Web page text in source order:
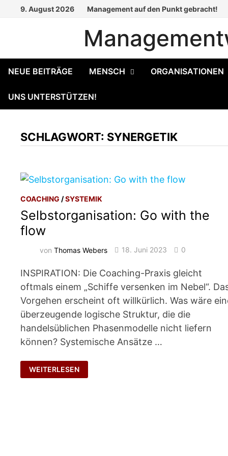
9. August 2026 Management auf den Punkt gebracht!
NEUE BEITRÄGE MENSCH ORGANISATIONEN
UNS UNTERSTÜTZEN!
SCHLAGWORT: SYNERGETIK
COACHING /SYSTEMIK
Selbstorganisation: Go with the
flow
vonThomas Webers 18. Juni 2023 0
INSPIRATION: Die Coaching-Praxis gleicht
oftmals einem „Schiffe versenken im Nebel“.
Vorgehen erscheint oft willkürlich. Was wäre
überzeugende logische Struktur, die die
handelsüblichen Phasenmodelle nicht liefern
können? Systemische Ansätze …
SELBSTORGANISATION:
GO
WITH
WEITERLESEN